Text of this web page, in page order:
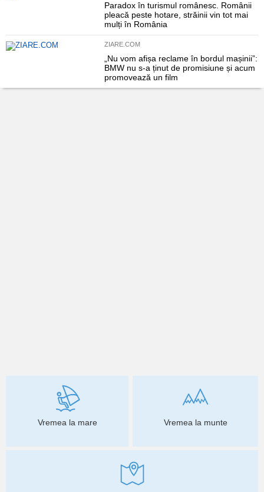
Paradox în turismul românesc. Românii
pleacă peste hotare, străinii vin tot mai
mulți în România
ZIARE.COM
„Nu vom afișa reclame în bordul mașinii”:
BMW nu s-a ținut de promisiune și acum
promovează un film
Vremea la mare Vremea la munte